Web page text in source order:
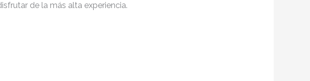
de la más alta experiencia.